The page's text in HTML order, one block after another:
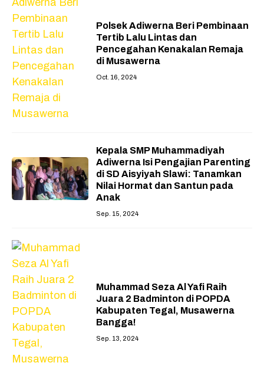
Polsek Adiwerna Beri Pembinaan
Tertib Lalu Lintas dan
Pencegahan Kenakalan Remaja
di Musawerna
Oct. 16, 2024
Kepala SMP Muhammadiyah
Adiwerna Isi Pengajian Parenting
di SD Aisyiyah Slawi: Tanamkan
Nilai Hormat dan Santun pada
Anak
Sep. 15, 2024
Muhammad Seza Al Yafi Raih
Juara 2 Badminton di POPDA
Kabupaten Tegal, Musawerna
Bangga!
Sep. 13, 2024